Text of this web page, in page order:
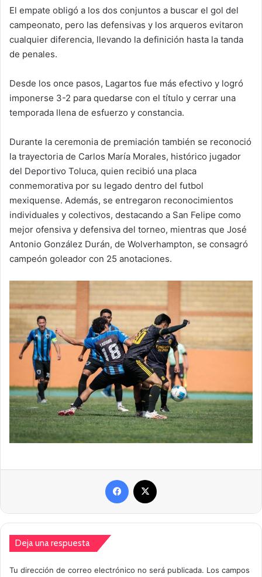
El empate obligó a los dos conjuntos a buscar el gol del
campeonato, pero las defensivas y los arqueros evitaron
cualquier diferencia, llevando la definición hasta la tanda
de penales.
Desde los once pasos, Lagartos fue más efectivo y logró
imponerse 3-2 para quedarse con el título y cerrar una
temporada llena de esfuerzo y constancia.
Durante la ceremonia de premiación también se reconoció
la trayectoria de Carlos María Morales, histórico jugador
del Deportivo Toluca, quien recibió una placa
conmemorativa por su legado dentro del futbol
mexiquense. Además, se entregaron reconocimientos
individuales y colectivos, destacando a San Felipe como
mejor ofensiva y defensiva del torneo, mientras que José
Antonio González Durán, de Wolverhampton, se consagró
campeón goleador con 25 anotaciones.
Facebook
Deja una respuesta
Tu dirección de correo electrónico no será publicada. Los campos